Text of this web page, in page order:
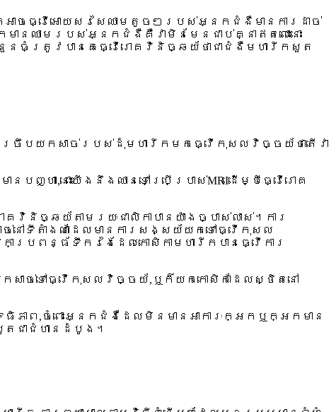
អាចធ្វើអោយសរសៃឈាមតូចៗរបស់អ្នកជំងឺមានការដាច់
ឈាមរបស់អ្នកជំងឺគឺវាមិនមែនជាប់គ្នាឥតលោះនោះ
នួនធំត្រូវបានគេធ្វើរោគវិនិច្ឆយ័ថាជាជំងឺមហារីកសួត
រច្រឹបយកសាច់របស់ដុំមហារីកមកធ្វើកុសលវិច្ចយ័ថាតើវា
ា,នោះយើងនឹងឈានទៅប្រើប្រាស់MRIដើម្បីធ្វើរោគ
ច្ឆយ័តាមរយៈជាលិកាបានយ៉ាងច្បាស់លាស់។ការ
ៅទីតាំងណាដែលមានការសង្សយ័យកទៅធ្វើកុសល
ប្រពន្ធ័ទឹករងៃដែលកោសិកាមហារីកបានធ្វើការ
សាច់ទៅធ្វើកុសលវិច្ចយ័,ឬក៏យកកោសិកាដែលស្ថិតនៅ
ាព,ចំពោះអ្នកជំងឺដែលមិនមានអាការៈក្អកឬក្អកមាន
ជាជំហានដំបូង។